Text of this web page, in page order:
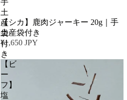
土
産
袋
付
き
【シカ】鹿肉ジャーキー 20g｜手
土産袋付き
¥1,650 JPY
【ビ
ー
フ】
塩